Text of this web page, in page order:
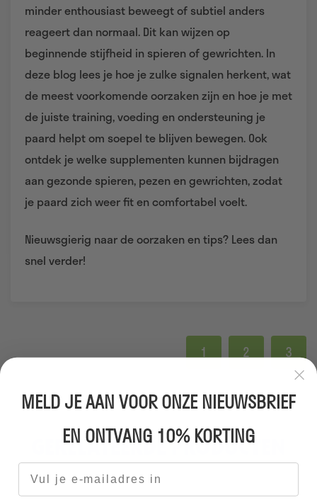
minder enthousiast beweegt of subtiel anders
reageert dan normaal. Dit kan wijzen op
beginnende stijfheid in spieren of gewrichten. In
deze blog lees je hoe je zulke signalen herkent, wat
de meest voorkomende oorzaken zijn en hoe je met
de juiste training, voeding en ondersteuning je
paard helpt om soepel te blijven bewegen. Ook
ontdek je welke supplementen kunnen bijdragen
aan gezonde spieren, pezen en gewrichten, zodat
je paard zich weer fit en comfortabel voelt.
Nieuwsgierig naar de oorzaken en tips? Lees dan
snel verder!
1 2 3
GERELATEERDE PRODUCTEN
MELD JE AAN VOOR ONZE NIEUWSBRIEF
EN ONTVANG 10% KORTING
E-mailadres